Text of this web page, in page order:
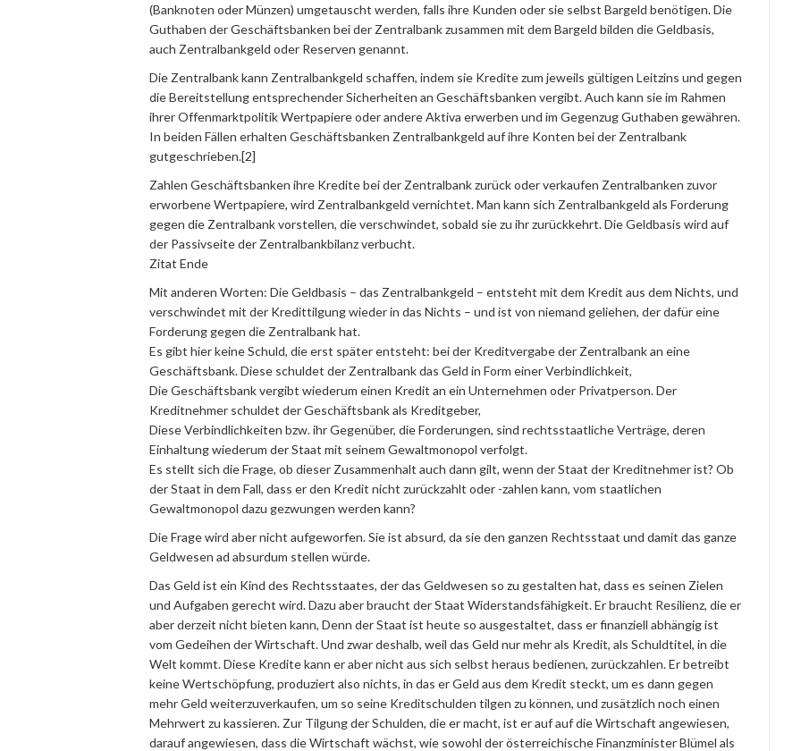
(Banknoten oder Münzen) umgetauscht werden, falls ihre Kunden oder sie selbst Bargeld benötigen. Die
Guthaben der Geschäftsbanken bei der Zentralbank zusammen mit dem Bargeld bilden die Geldbasis,
auch Zentralbankgeld oder Reserven genannt.
Die Zentralbank kann Zentralbankgeld schaffen, indem sie Kredite zum jeweils gültigen Leitzins und gegen
die Bereitstellung entsprechender Sicherheiten an Geschäftsbanken vergibt. Auch kann sie im Rahmen
ihrer Offenmarktpolitik Wertpapiere oder andere Aktiva erwerben und im Gegenzug Guthaben gewähren.
In beiden Fällen erhalten Geschäftsbanken Zentralbankgeld auf ihre Konten bei der Zentralbank
gutgeschrieben.[2]
Zahlen Geschäftsbanken ihre Kredite bei der Zentralbank zurück oder verkaufen Zentralbanken zuvor
erworbene Wertpapiere, wird Zentralbankgeld vernichtet. Man kann sich Zentralbankgeld als Forderung
gegen die Zentralbank vorstellen, die verschwindet, sobald sie zu ihr zurückkehrt. Die Geldbasis wird auf
der Passivseite der Zentralbankbilanz verbucht.
Zitat Ende
Mit anderen Worten: Die Geldbasis – das Zentralbankgeld – entsteht mit dem Kredit aus dem Nichts, und
verschwindet mit der Kredittilgung wieder in das Nichts – und ist von niemand geliehen, der dafür eine
Forderung gegen die Zentralbank hat.
Es gibt hier keine Schuld, die erst später entsteht: bei der Kreditvergabe der Zentralbank an eine
Geschäftsbank. Diese schuldet der Zentralbank das Geld in Form einer Verbindlichkeit,
Die Geschäftsbank vergibt wiederum einen Kredit an ein Unternehmen oder Privatperson. Der
Kreditnehmer schuldet der Geschäftsbank als Kreditgeber,
Diese Verbindlichkeiten bzw. ihr Gegenüber, die Forderungen, sind rechtsstaatliche Verträge, deren
Einhaltung wiederum der Staat mit seinem Gewaltmonopol verfolgt.
Es stellt sich die Frage, ob dieser Zusammenhalt auch dann gilt, wenn der Staat der Kreditnehmer ist? Ob
der Staat in dem Fall, dass er den Kredit nicht zurückzahlt oder -zahlen kann, vom staatlichen
Gewaltmonopol dazu gezwungen werden kann?
Die Frage wird aber nicht aufgeworfen. Sie ist absurd, da sie den ganzen Rechtsstaat und damit das ganze
Geldwesen ad absurdum stellen würde.
Das Geld ist ein Kind des Rechtsstaates, der das Geldwesen so zu gestalten hat, dass es seinen Zielen
und Aufgaben gerecht wird. Dazu aber braucht der Staat Widerstandsfähigkeit. Er braucht Resilienz, die er
aber derzeit nicht bieten kann, Denn der Staat ist heute so ausgestaltet, dass er finanziell abhängig ist
vom Gedeihen der Wirtschaft. Und zwar deshalb, weil das Geld nur mehr als Kredit, als Schuldtitel, in die
Welt kommt. Diese Kredite kann er aber nicht aus sich selbst heraus bedienen, zurückzahlen. Er betreibt
keine Wertschöpfung, produziert also nichts, in das er Geld aus dem Kredit steckt, um es dann gegen
mehr Geld weiterzuverkaufen, um so seine Kreditschulden tilgen zu können, und zusätzlich noch einen
Mehrwert zu kassieren. Zur Tilgung der Schulden, die er macht, ist er auf auf die Wirtschaft angewiesen,
darauf angewiesen, dass die Wirtschaft wächst, wie sowohl der österreichische Finanzminister Blümel als